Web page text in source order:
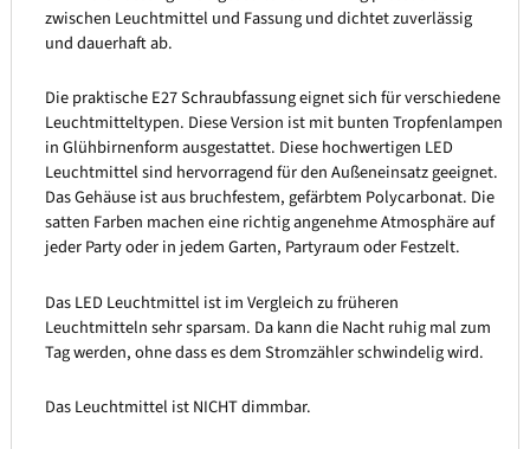
zwischen Leuchtmittel und Fassung und dichtet zuverlässig
und dauerhaft ab.
Die praktische E27 Schraubfassung eignet sich für verschiedene
Leuchtmitteltypen. Diese Version ist mit bunten Tropfenlampen
in Glühbirnenform ausgestattet. Diese hochwertigen LED
Leuchtmittel sind hervorragend für den Außeneinsatz geeignet.
Das Gehäuse ist aus bruchfestem, gefärbtem Polycarbonat. Die
satten Farben machen eine richtig angenehme Atmosphäre auf
jeder Party oder in jedem Garten, Partyraum oder Festzelt.
Das LED Leuchtmittel ist im Vergleich zu früheren
Leuchtmitteln sehr sparsam. Da kann die Nacht ruhig mal zum
Tag werden, ohne dass es dem Stromzähler schwindelig wird.
Das Leuchtmittel ist NICHT dimmbar.